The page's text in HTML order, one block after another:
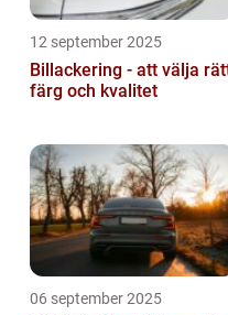
12 september 2025
Billackering - att välja
färg och kvalitet
06 september 2025